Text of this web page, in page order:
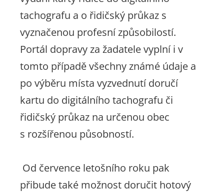
tachografu a o řidičský průkaz s
vyznačenou profesní způsobilostí.
Portál dopravy za žadatele vyplní i v
tomto případě všechny známé údaje a
po výběru místa vyzvednutí doručí
kartu do digitálního tachografu či
řidičský průkaz na určenou obec
s rozšířenou působností.
Od července letošního roku pak
přibude také možnost doručit hotový